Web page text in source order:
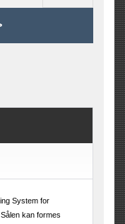
System for
kan formes